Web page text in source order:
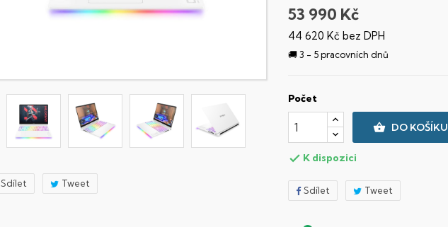
Sdílet Tweet
53 990 Kč
44 620 Kč bez DPH
🚚 3 - 5 pracovních dnů
Počet
 DO KOŠÍKU
 K dispozici
Sdílet Tweet